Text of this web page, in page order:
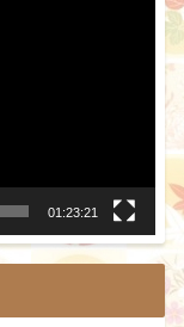
01:23:21